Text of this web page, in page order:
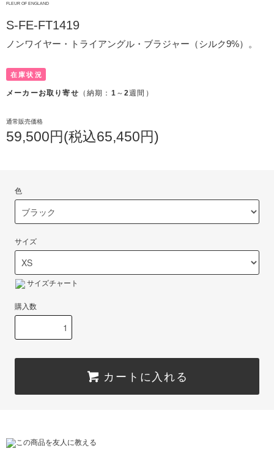
FLEUR OF ENGLAND
S-FE-FT1419
ノンワイヤー・トライアングル・ブラジャー（シルク9%）。
在庫状況
メーカーお取り寄せ （納期： 1 ～2週間）
通常販売価格
59,500円(税込65,450円)
色
サイズ
サイズチャート
購入数
カートに入れる
この商品を友人に教える